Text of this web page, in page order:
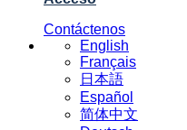
Contáctenos
English
Français
日本語
Español
简体中文